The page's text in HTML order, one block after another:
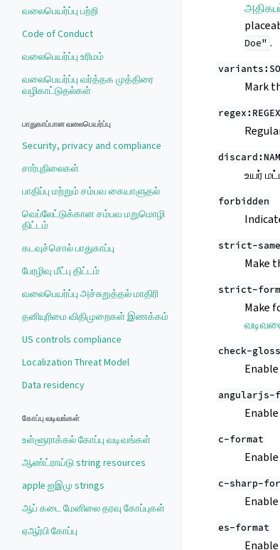
வலைபெயர்ப்பு பற்றி
Code of Conduct
வலைபெயர்ப்பு உரிமம்
வலைபெயர்ப்பு வர்த்தக முத்திரை
வழிகாட்டுதல்கள்
பாதுகாப்பான வலைபெயர்ப்பு
Security, privacy and compliance
சார்புநிலைகள்
பாதிப்பு மற்றும் சம்பவ கையாளுதல்
வெப்லேட்டுக்கான சம்பவ மறுமொழி
திட்டம்
கடவுச்சொல் பாதுகாப்பு
பேரழிவு மீட்பு திட்டம்
வலைபெயர்ப்பு அச்சுறுத்தல் மாதிரி
தனியுரிமை விதிமுறைகள் இணக்கம்
US controls compliance
Localization Threat Model
Data residency
கோப்பு வடிவங்கள்
உள்ளூராக்கல் கோப்பு வடிவங்கள்
ஆண்ட்ராய்டு string resources
apple ஐஇமு strings
ஆப் கடை மேனிலை தரவு கோப்புகள்
ஏஆர்பி கோப்பு
Doe" .
Mark
regex:REGEX
உயர்
forbidden
strict-same
Make
strict-
Make
check-
angularjs-
c-format
c-sharp-
es-format